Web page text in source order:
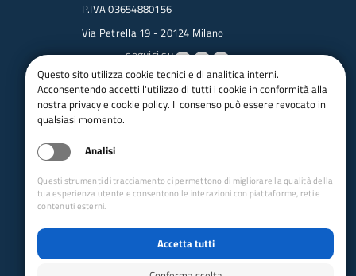
P.IVA 03654880156
Via Petrella 19 - 20124 Milano
seguici su
Trasparenza
Amministrazione trasparente
bandi per le sezioni
Concorsi
Iso 14001
Dichiarazione di accessibilità
Questo sito utilizza cookie tecnici e di analitica interni.
Acconsentendo accetti l'utilizzo di tutti i cookie in conformità alla
nostra privacy e cookie policy. Il consenso può essere revocato in
qualsiasi momento.
Analisi
Questi strumenti di tracciamento ci permettono di migliorare la qualità della
tua esperienza utente e consentono le interazioni con piattaforme, reti e
contenuti esterni.
Accetta tutti